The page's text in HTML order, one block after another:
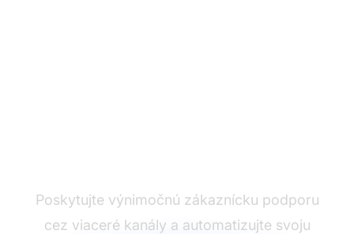
Poskytujte výnimočnú zákaznícku podporu
cez viaceré kanály a automatizujte svoju